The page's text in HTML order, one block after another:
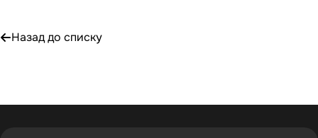
Назад до списку